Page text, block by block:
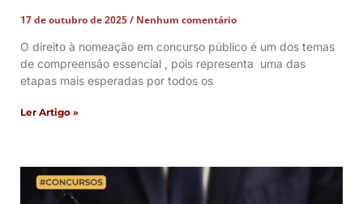
17 de outubro de 2025
Nenhum comentário
O direito à nomeação em concurso público é um dos temas
de compreensão essencial , pois representa uma das
etapas mais esperadas por todos os
Ler Artigo »